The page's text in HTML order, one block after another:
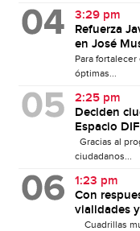
3:29 pm
Refuerza
en José
Para
óptimas...
2:25 pm
Deciden
Espacio
Gracias al
ciudadanos...
1:23 pm
Con
vialidades
Cuadrillas